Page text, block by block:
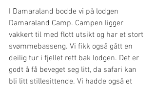
I Damaraland bodde vi på lodgen
Damaraland Camp. Campen ligger
vakkert til med flott utsikt og har et stort
svømmebasseng. Vi fikk også gått en
deilig tur i fjellet rett bak lodgen. Det er
godt å få beveget seg litt, da safari kan
bli litt stillesittende. Vi hadde også et